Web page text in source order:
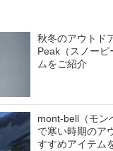
秋冬のアウトド
Peak（スノーピ
ムをご紹介
mont-bell（モン
で寒い時期のア
すすめアイテム